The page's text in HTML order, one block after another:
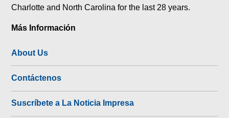
Charlotte and North Carolina for the last 28 years.
Más Información
About Us
Contáctenos
Suscríbete a La Noticia Impresa